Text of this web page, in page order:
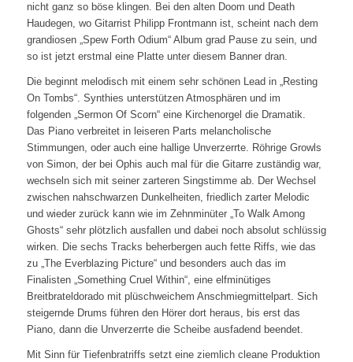
nicht ganz so böse klingen. Bei den alten Doom und Death
Haudegen, wo Gitarrist Philipp Frontmann ist, scheint nach dem
grandiosen „Spew Forth Odium“ Album grad Pause zu sein, und
so ist jetzt erstmal eine Platte unter diesem Banner dran.
Die beginnt melodisch mit einem sehr schönen Lead in „Resting
On Tombs“. Synthies unterstützen Atmosphären und im
folgenden „Sermon Of Scorn“ eine Kirchenorgel die Dramatik.
Das Piano verbreitet in leiseren Parts melancholische
Stimmungen, oder auch eine hallige Unverzerrte. Röhrige Growls
von Simon, der bei Ophis auch mal für die Gitarre zuständig war,
wechseln sich mit seiner zarteren Singstimme ab. Der Wechsel
zwischen nahschwarzen Dunkelheiten, friedlich zarter Melodic
und wieder zurück kann wie im Zehnminüter „To Walk Among
Ghosts“ sehr plötzlich ausfallen und dabei noch absolut schlüssig
wirken. Die sechs Tracks beherbergen auch fette Riffs, wie das
zu „The Everblazing Picture“ und besonders auch das im
Finalisten „Something Cruel Within“, eine elfminütiges
Breitbrateldorado mit plüschweichem Anschmiegmittelpart. Sich
steigernde Drums führen den Hörer dort heraus, bis erst das
Piano, dann die Unverzerrte die Scheibe ausfadend beendet.
Mit Sinn für Tiefenbratriffs setzt eine ziemlich cleane Produktion